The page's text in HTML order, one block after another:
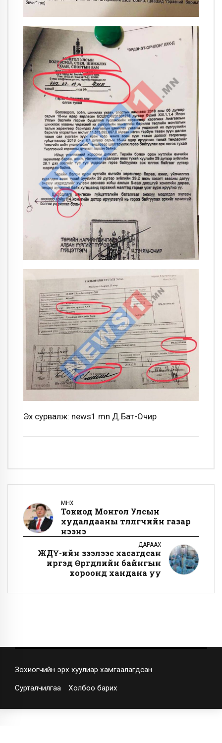
Эх сурвалж: news1.mn Д.Бат-Очир
ӨМНӨХ
Токиод Монгол Улсын
худалдааны төлөөлөгчийн газар
нээнэ
ДАРААХ
ЖДҮ-ийн зээлээс хасагдсан
иргэд Өргөдлийн байнгын
хороонд хандана уу
Зохиогчийн эрх хуулиар хамгаалагдсан
Сурталчилгаа Холбоо барих